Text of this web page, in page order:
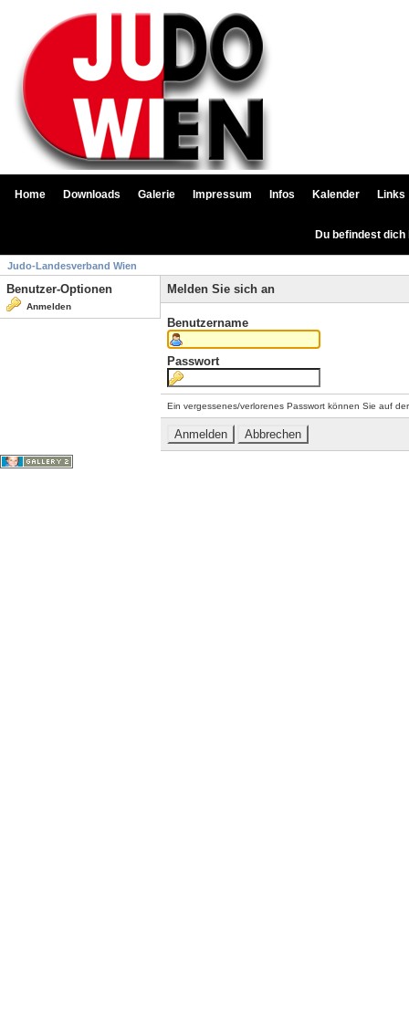
Home Downloads Galerie Impressum Infos Kalender Links
Du befindest
Judo-Landesverband Wien
Benutzer-Optionen
Anmelden
Melden Sie sich an
Benutzername
Passwort
Ein vergessenes/verlorenes Passwort können Sie auf